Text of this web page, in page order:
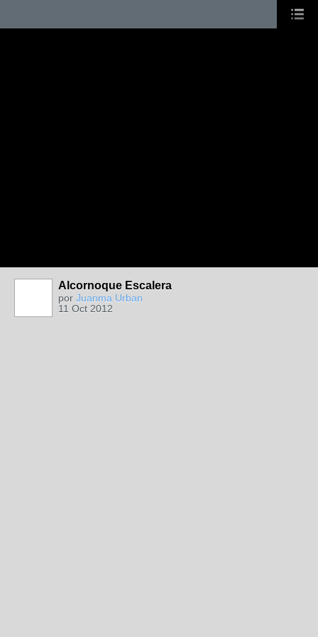
Alcornoque Escalera
por Juanma Urban
11 Oct 2012